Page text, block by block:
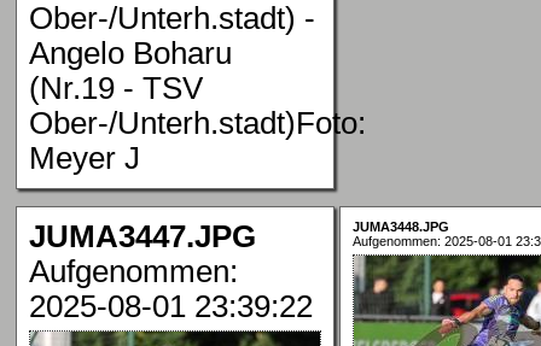
Ober-/Unterh.stadt) -
Angelo Boharu
(Nr.19 - TSV
Ober-/Unterh.stadt)Foto:
Meyer J
JUMA3447.JPG
Aufgenommen:
2025-08-01 23:39:22
JUMA3448.JPG
Aufgenommen: 2025-08-01